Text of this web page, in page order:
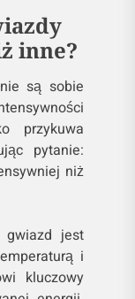
inne?
są sobie
przykuwa
pytanie:
niż
gwiazd jest
i
kluczowy